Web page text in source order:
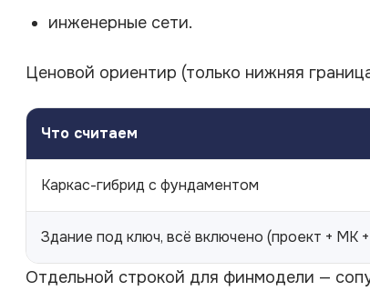
инженерные сети.
Ценовой ориентир (только нижняя
Что считаем
Каркас-гибрид с фундаментом
Здание под ключ, всё включено (проект + МК
Отдельной строкой для финмодели —